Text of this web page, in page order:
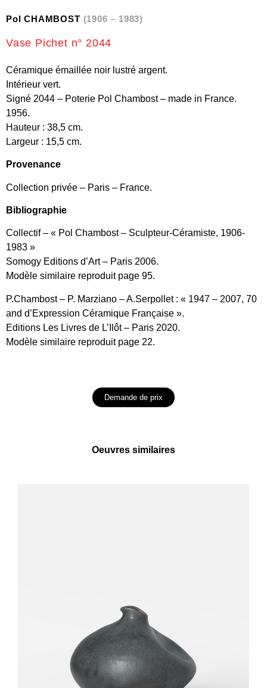
Pol CHAMBOST (1906 – 1983)
Vase Pichet n° 2044
Céramique émaillée noir lustré argent.
Intérieur vert.
Signé 2044 – Poterie Pol Chambost – made in France.
1956.
Hauteur : 38,5 cm.
Largeur : 15,5 cm.
Provenance
Collection privée – Paris – France.
Bibliographie
Collectif – « Pol Chambost – Sculpteur-Céramiste, 1906-
1983 »
Somogy Editions d’Art – Paris 2006.
Modèle similaire reproduit page 95.
P.Chambost – P. Marziano – A.Serpollet : « 1947 – 2007, 70
and d’Expression Céramique Française ».
Editions Les Livres de L’Ilôt – Paris 2020.
Modèle similaire reproduit page 22.
Demande de prix
Oeuvres similaires